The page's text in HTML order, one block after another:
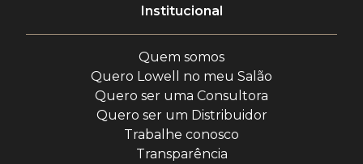
Institucional
Quem somos
Quero Lowell no meu Salão
Quero ser uma Consultora
Quero ser um Distribuidor
Trabalhe conosco
Transparência